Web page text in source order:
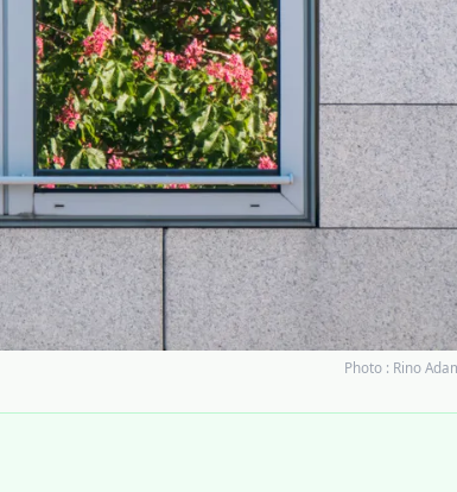
Photo : Rino